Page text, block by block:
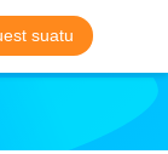
suatu